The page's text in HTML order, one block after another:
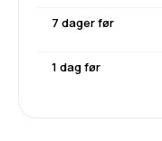
7 dager før
1 dag før